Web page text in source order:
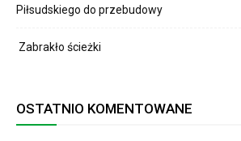
Piłsudskiego do przebudowy
Zabrakło ścieżki
OSTATNIO KOMENTOWANE